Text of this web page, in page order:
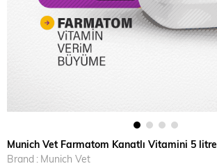
Munich Vet Farmatom Kanatlı Vitamini 5 litre
Brand : Munich Vet